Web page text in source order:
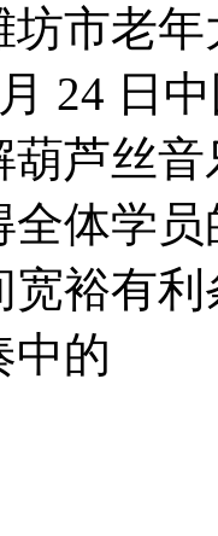
坊市老
24 日
芦丝
全体学
裕有
中的